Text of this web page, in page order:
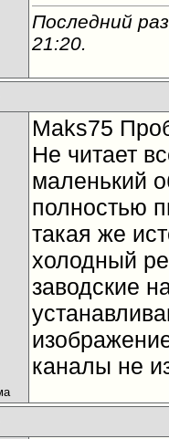
Последний
21:20.
Maks75
Не читает
маленький
полностью
такая же
холодный
заводские
каналы не